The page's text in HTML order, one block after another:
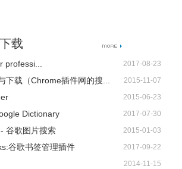
载
professi... 2017-08-23
下载（Chrome插件网的搜... 2015-11-07
2015-06-23
Dictionary 2017-07-30
谷歌图片搜索 2015-01-03
谷歌书签管理插件 2017-09-22
2014-11-15